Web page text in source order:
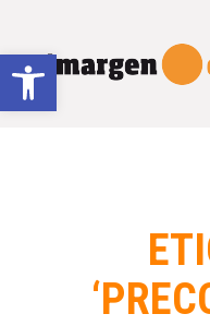
Abrir barra de herramientas